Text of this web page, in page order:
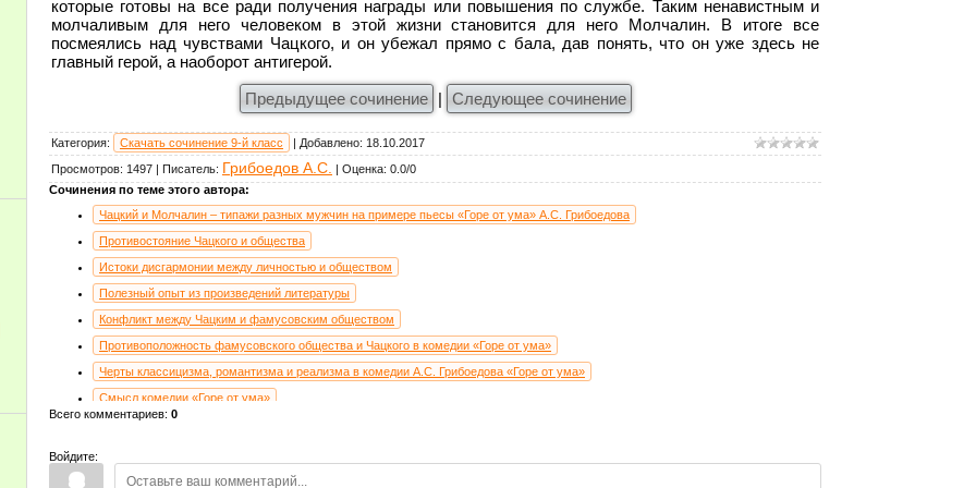
которые готовы на все ради получения награды или повышения по службе. Таким ненавистным и
молчаливым для него человеком в этой жизни становится для него Молчалин. В итоге все
посмеялись над чувствами Чацкого, и он убежал прямо с бала, дав понять, что он уже здесь не
главный герой, а наоборот антигерой.
Предыдущее сочинение
| Следующее сочинение
Категория: Скачать сочинение 9-й класс Добавлено: 18.10.2017
Просмотров: 1497 Писатель: Грибоедов А.С. Оценка: 0.0/0
Сочинения по теме этого автора:
Чацкий и Молчалин – типажи разных мужчин на примере пьесы «Горе от ума» А.С. Грибоедова
Противостояние Чацкого и общества
Истоки дисгармонии между личностью и обществом
Полезный опыт из произведений литературы
Конфликт между Чацким и фамусовским обществом
Противоположность фамусовского общества и Чацкого в комедии «Горе от ума»
Черты классицизма, романтизма и реализма в комедии А.С. Грибоедова «Горе от ума»
Смысл комедии «Горе от ума»
Политическая значимость комедии Грибоедова «Горе от ума»
Вечные вопросы в комедии «Горе от ума»
Всего комментариев: 0
Войдите: